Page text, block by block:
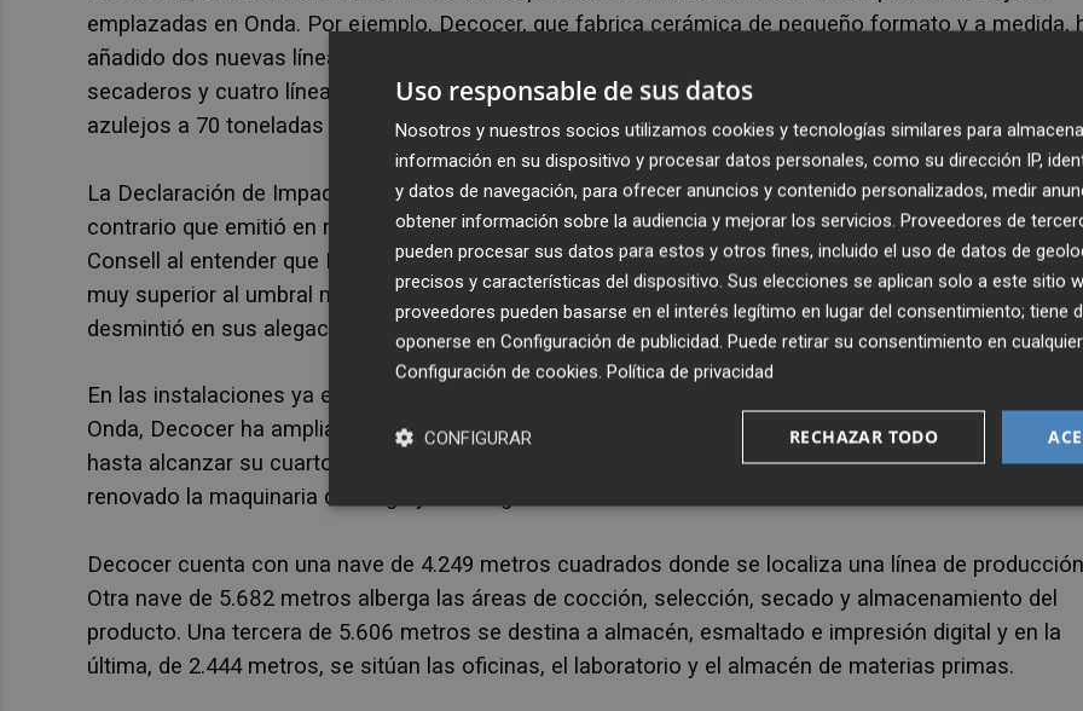
emplazadas en Onda. Por ejemplo, Decocer, que fabrica cerámica de pequeño formato y a medida,
añadido dos nuevas líneas de producción a las dos que ya tenía. En concreto, dos hornos, dos
secaderos y cuatro líneas de esmaltado que le han permitido aumentar la capacidad de producción
azulejos a 70 toneladas diarias.
La Declaración de Impacto Ambiental (DIA) favorable concedida por la Generalitat salva así un
contrario que emitió en mayo de 2022 el Servicio de Evaluación de Impacto Ambiental del propio
Consell al entender que Decocer iba a alcanzar una capacidad de producción de 226 toneladas
muy superior al umbral máximo permitido de 75 toneladas. Un dato que la compañía cerámica
desmintió en sus alegaciones.
En las instalaciones ya existentes de 27.309 metros cuadrados, situadas en el polígono Sis Quarts
Onda, Decocer ha ampliado su maquinaria con equipos más productivos y eficientes
hasta alcanzar su cuarto horno operativo. La firma también ha automatizado su parque de boxes y
renovado la maquinaria de carga y descarga.
Decocer cuenta con una nave de 4.249 metros cuadrados donde se localiza una línea de
Otra nave de 5.682 metros alberga las áreas de cocción, selección, secado y almacenamiento del
producto. Una tercera de 5.606 metros se destina a almacén, esmaltado e impresión digital y en la
última, de 2.444 metros, se sitúan las oficinas, el laboratorio y el almacén de materias primas.
Uso responsable de sus datos
Nosotros y nuestros socios utilizamos cookies y tecnologías similares para
información en su dispositivo y procesar datos personales, como su dirección IP,
y datos de navegación, para ofrecer anuncios y contenido personalizados, medir
obtener información sobre la audiencia y mejorar los servicios. Proveedores de
pueden procesar sus datos para estos y otros fines, incluido el uso de datos de
precisos y características del dispositivo. Sus elecciones se aplican solo a este sitio
proveedores pueden basarse en el interés legítimo en lugar del consentimiento; tiene
oponerse en Configuración de publicidad. Puede retirar su consentimiento en
Configuración de cookies. Política de privacidad
RECHAZAR TODO
CONFIGURAR